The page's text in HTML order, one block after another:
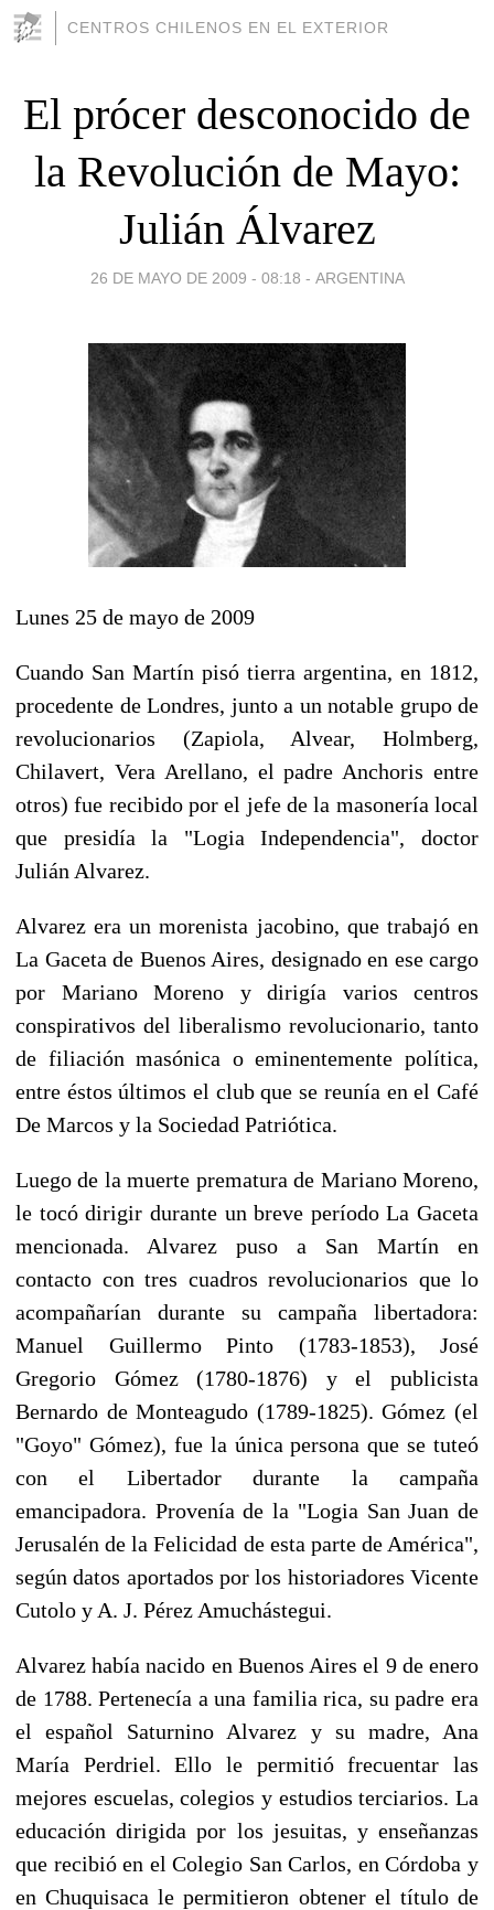
CENTROS CHILENOS EN EL EXTERIOR
El prócer desconocido de
la Revolución de Mayo:
Julián Álvarez
26 DE MAYO DE 2009 - 08:18 - ARGENTINA
Lunes 25 de mayo de 2009
Cuando San Martín pisó tierra argentina, en 1812,
procedente de Londres, junto a un notable grupo de
revolucionarios (Zapiola, Alvear, Holmberg,
Chilavert, Vera Arellano, el padre Anchoris entre
otros) fue recibido por el jefe de la masonería local
que presidía la "Logia Independencia", doctor
Julián Alvarez.
Alvarez era un morenista jacobino, que trabajó en
La Gaceta de Buenos Aires, designado en ese cargo
por Mariano Moreno y dirigía varios centros
conspirativos del liberalismo revolucionario, tanto
de filiación masónica o eminentemente política,
entre éstos últimos el club que se reunía en el Café
De Marcos y la Sociedad Patriótica.
Luego de la muerte prematura de Mariano Moreno,
le tocó dirigir durante un breve período La Gaceta
mencionada. Alvarez puso a San Martín en
contacto con tres cuadros revolucionarios que lo
acompañarían durante su campaña libertadora:
Manuel Guillermo Pinto (1783-1853), José
Gregorio Gómez (1780-1876) y el publicista
Bernardo de Monteagudo (1789-1825). Gómez (el
"Goyo" Gómez), fue la única persona que se tuteó
con el Libertador durante la campaña
emancipadora. Provenía de la "Logia San Juan de
Jerusalén de la Felicidad de esta parte de América",
según datos aportados por los historiadores Vicente
Cutolo y A. J. Pérez Amuchástegui.
Alvarez había nacido en Buenos Aires el 9 de enero
de 1788. Pertenecía a una familia rica, su padre era
el español Saturnino Alvarez y su madre, Ana
María Perdriel. Ello le permitió frecuentar las
mejores escuelas, colegios y estudios terciarios. La
educación dirigida por los jesuitas, y enseñanzas
que recibió en el Colegio San Carlos, en Córdoba y
en Chuquisaca le permitieron obtener el título de